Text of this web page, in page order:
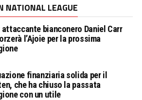
NATIONAL LEAGUE
attaccante bianconero Daniel Carr
l’Ajoie per la prossima
finanziaria solida per il
che ha chiuso la passata
con un utile